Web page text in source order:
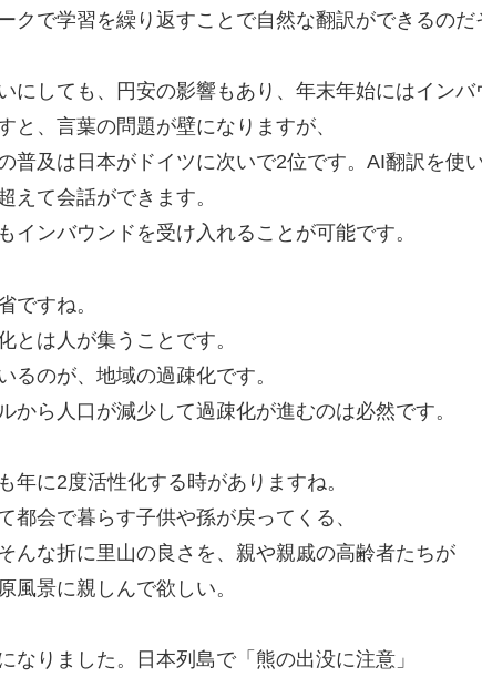
クで学習を繰り返すことで自然な翻訳ができるのだ
にしても、円安の影響もあり、年末年始にはイン
と、言葉の問題が壁になりますが、
普及は日本がドイツに次いで2位です。AI翻訳を使
えて会話ができます。
インバウンドを受け入れることが可能です。
ですね。
とは人が集うことです。
るのが、地域の過疎化です。
から人口が減少して過疎化が進むのは必然です。
年に2度活性化する時がありますね。
都会で暮らす子供や孫が戻ってくる、
んな折に里山の良さを、親や親戚の高齢者たちが
風景に親しんで欲しい。
なりました。日本列島で「熊の出没に注意」